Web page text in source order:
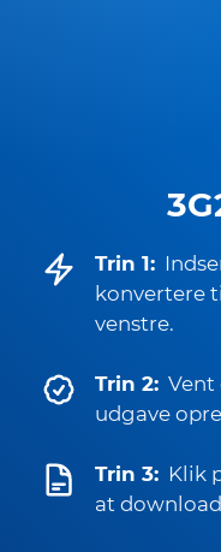
Trin 1:
konvertere
venstre.
Trin 2: Vent
udgave
Trin 3: Klik
at